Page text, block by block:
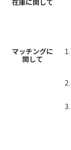
在庫に関して
マッチングに
関して